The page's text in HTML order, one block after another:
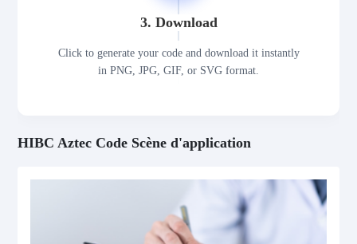
3. Download
Click to generate your code and download it instantly
in PNG, JPG, GIF, or SVG format.
HIBC Aztec Code Scène d'application